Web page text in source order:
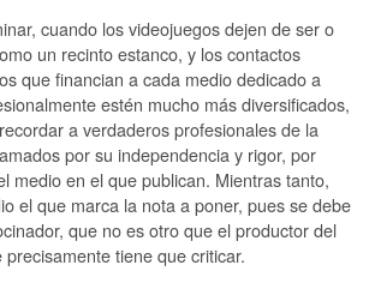
cuando los videojuegos dejen de ser o
un recinto estanco, y los contactos
que financian a cada medio dedicado a
estén mucho más diversificados,
a verdaderos profesionales de la
por su independencia y rigor, por
medio en el que publican. Mientras tanto,
el que marca la nota a poner, pues se debe
que no es otro que el productor del
precisamente tiene que criticar.